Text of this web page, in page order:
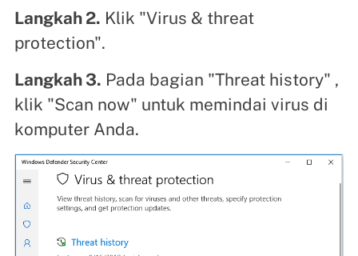
Langkah 2. Klik "Virus & threat
protection".
Langkah 3. Pada bagian "Threat history" ,
klik "Scan now" untuk memindai virus di
komputer Anda.